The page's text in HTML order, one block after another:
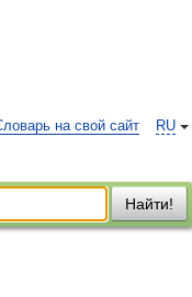
RU
на свой сайт
Найти!